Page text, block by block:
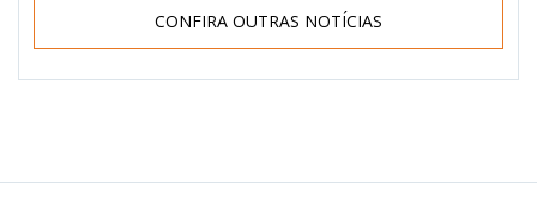
CONFIRA OUTRAS NOTÍCIAS